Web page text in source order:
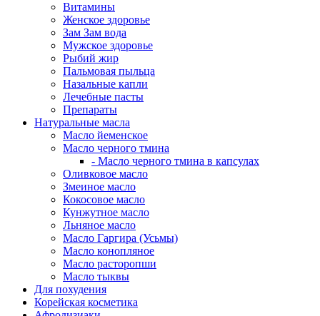
Витамины
Женское здоровье
Зам Зам вода
Мужское здоровье
Рыбий жир
Пальмовая пыльца
Назальные капли
Лечебные пасты
Препараты
Натуральные масла
Масло йеменское
Масло черного тмина
- Масло черного тмина в капсулах
Оливковое масло
Змеиное масло
Кокосовое масло
Кунжутное масло
Льняное масло
Масло Гаргира (Усьмы)
Масло конопляное
Масло расторопши
Масло тыквы
Для похудения
Корейская косметика